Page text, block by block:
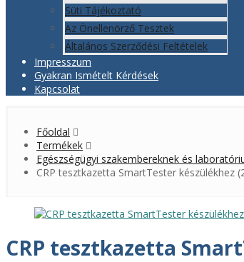
Süti Tájékoztató
Az Önellenörző Tesztek
Általános Szerződési Feltételek
Impresszum
Gyakran Ismételt Kérdések
Kapcsolat
Főoldal
Termékek
Egészségügyi szakembereknek és
CRP tesztkazetta SmartTester készülékhez
CRP tesztkazetta